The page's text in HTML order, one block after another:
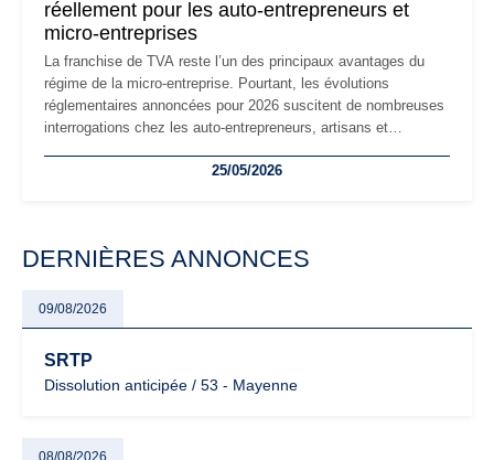
réellement pour les auto-entrepreneurs et
micro-entreprises
La franchise de TVA reste l’un des principaux avantages du
régime de la micro-entreprise. Pourtant, les évolutions
réglementaires annoncées pour 2026 suscitent de nombreuses
interrogations chez les auto-entrepreneurs, artisans et
facturation ou risque de bascule vers la TVA : les règles
25/05/2026
DERNIÈRES ANNONCES
09/08/2026
SRTP
Dissolution anticipée / 53 - Mayenne